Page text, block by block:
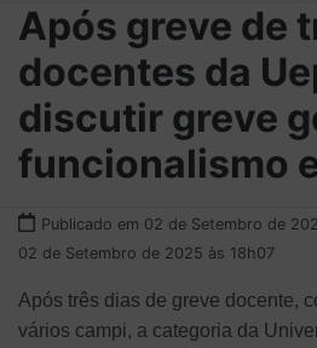
Após greve de
docentes da
discutir greve
funcionalismo
Publicado em 02 de Setembro de
02 de Setembro de 2025 às 18h07
Após três dias de greve docente,
vários campi, a categoria da